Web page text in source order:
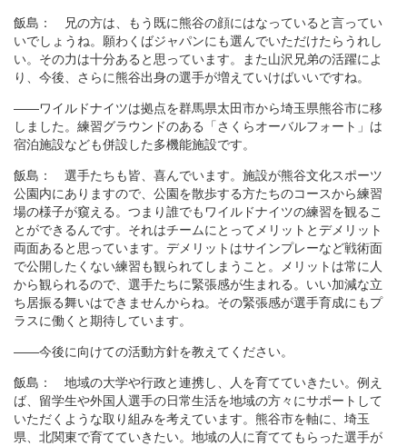
飯島： 兄の方は、もう既に熊谷の顔にはなっていると言ってい
いでしょうね。願わくばジャパンにも選んでいただけたらうれし
い。その力は十分あると思っています。また山沢兄弟の活躍によ
り、今後、さらに熊谷出身の選手が増えていけばいいですね。
――ワイルドナイツは拠点を群馬県太田市から埼玉県熊谷市に移
しました。練習グラウンドのある「さくらオーバルフォート」は
宿泊施設なども併設した多機能施設です。
飯島： 選手たちも皆、喜んでいます。施設が熊谷文化スポーツ
公園内にありますので、公園を散歩する方たちのコースから練習
場の様子が窺える。つまり誰でもワイルドナイツの練習を観るこ
とができるんです。それはチームにとってメリットとデメリット
両面あると思っています。デメリットはサインプレーなど戦術面
で公開したくない練習も観られてしまうこと。メリットは常に人
から観られるので、選手たちに緊張感が生まれる。いい加減な立
ち居振る舞いはできませんからね。その緊張感が選手育成にもプ
ラスに働くと期待しています。
――今後に向けての活動方針を教えてください。
飯島： 地域の大学や行政と連携し、人を育てていきたい。例え
ば、留学生や外国人選手の日常生活を地域の方々にサポートして
いただくような取り組みを考えています。熊谷市を軸に、埼玉
県、北関東で育てていきたい。地域の人に育ててもらった選手が